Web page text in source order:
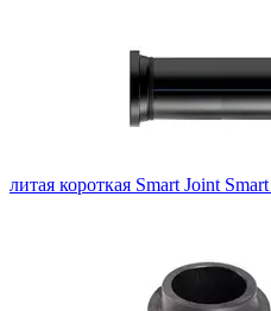
литая короткая Smart Joint